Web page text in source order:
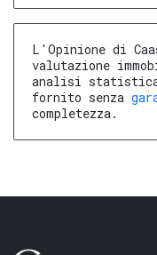
L'Opinione di
valutazione
analisi
fornito senza
completezza.